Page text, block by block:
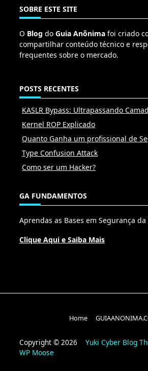
SOBRE ESTE SITE
O Blog do Guia Anônima foi criado
compartilhar conteúdo técnico e
frequentes sobre o mercado.
POSTS RECENTES
KASLR Bypass: Ultrapassando
Kernel ROP Explicado
Quanto Ganha um profissional de
Type Confusion Attack
Como ser um Hacker?
GA FUNDAMENTOS
Aprendas as Bases em Segurança
Clique Aqui e Saiba Mais
Home
Copyright © 2026 Yuki Cyber Blog
WP Moose